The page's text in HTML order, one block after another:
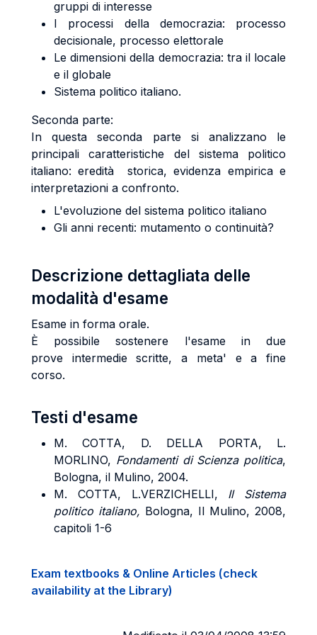
gruppi di interesse
I processi della democrazia: processo
decisionale, processo elettorale
Le dimensioni della democrazia: tra il locale
e il globale
Sistema politico italiano.
Seconda parte:
In questa seconda parte si analizzano le
principali caratteristiche del sistema politico
italiano: eredità storica, evidenza empirica e
interpretazioni a confronto.
L'evoluzione del sistema politico italiano
Gli anni recenti: mutamento o continuità?
Descrizione dettagliata delle
modalità d'esame
Esame in forma orale.
È possibile sostenere l'esame in due
prove intermedie scritte, a meta' e a fine
corso.
Testi d'esame
M. COTTA, D. DELLA PORTA, L.
MORLINO, Fondamenti di Scienza politica,
Bologna, il Mulino, 2004.
M. COTTA, L.VERZICHELLI, Il Sistema
politico italiano, Bologna, Il Mulino, 2008,
capitoli 1-6
Exam textbooks & Online Articles (check
availability at the Library)